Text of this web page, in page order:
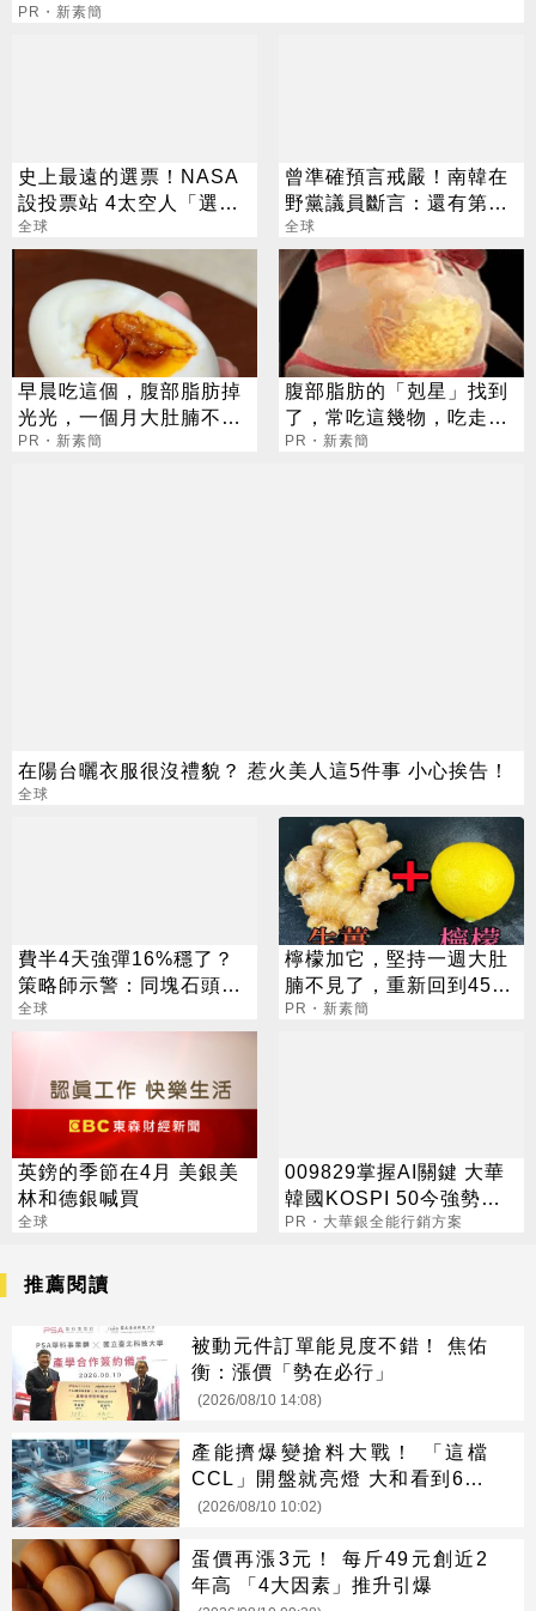
PR・新素簡
史上最遠的選票！NASA
設投票站 4太空人「選票
加密」選總統
全球
曾準確預言戒嚴！南韓在
野黨議員斷言：還有第2
次
全球
早晨吃這個，腹部脂肪掉
光光，一個月大肚腩不見
了
PR・新素簡
腹部脂肪的「剋星」找到
了，常吃這幾物，吃走大
肚囊，瘦出小蠻腰
PR・新素簡
在陽台曬衣服很沒禮貌？ 惹火美人這5件事 小心挨告！
全球
費半4天強彈16%穩了？
策略師示警：同塊石頭不
會絆2次
全球
檸檬加它，堅持一週大肚
腩不見了，重新回到45公
斤
PR・新素簡
英鎊的季節在4月 美銀美
林和德銀喊買
全球
009829掌握AI關鍵 大華
韓國KOSPI 50今強勢開
募
PR・大華銀全能行銷方案
推薦閱讀
被動元件訂單能見度不錯！ 焦佑
衡：漲價「勢在必行」
(2026/08/10 14:08)
產能擠爆變搶料大戰！ 「這檔
CCL」開盤就亮燈 大和看到600
元
(2026/08/10 10:02)
蛋價再漲3元！ 每斤49元創近2
年高 「4大因素」推升引爆